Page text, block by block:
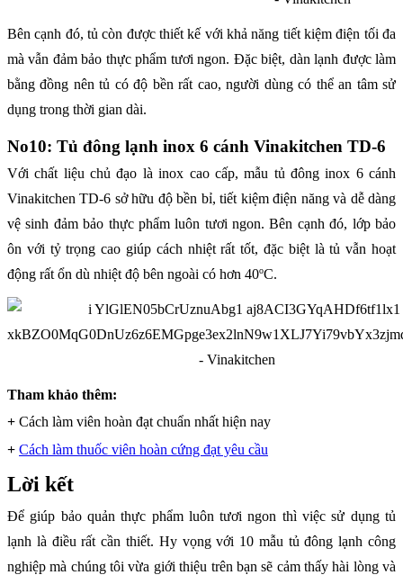
Bên cạnh đó, tủ còn được thiết kế với khả năng tiết kiệm điện tối đa
mà vẫn đảm bảo thực phẩm tươi ngon. Đặc biệt, dàn lạnh được làm
bằng đồng nên tủ có độ bền rất cao, người dùng có thể an tâm sử
dụng trong thời gian dài.
No10: Tủ đông lạnh inox 6 cánh Vinakitchen TD-6
Với chất liệu chủ đạo là inox cao cấp, mẫu tủ đông inox 6 cánh
Vinakitchen TD-6 sở hữu độ bền bỉ, tiết kiệm điện năng và dễ dàng
vệ sinh đảm bảo thực phẩm luôn tươi ngon. Bên cạnh đó, lớp bảo
ôn với tỷ trọng cao giúp cách nhiệt rất tốt, đặc biệt là tủ vẫn hoạt
động rất ổn dù nhiệt độ bên ngoài có hơn 40oC.
Tham khảo thêm:
+ Cách làm viên hoàn đạt chuẩn nhất hiện nay
+ Cách làm thuốc viên hoàn cứng đạt yêu cầu
Lời kết
Để giúp bảo quản thực phẩm luôn tươi ngon thì việc sử dụng tủ
lạnh là điều rất cần thiết. Hy vọng với 10 mẫu tủ đông lạnh công
nghiệp mà chúng tôi vừa giới thiệu trên bạn sẽ cảm thấy hài lòng và